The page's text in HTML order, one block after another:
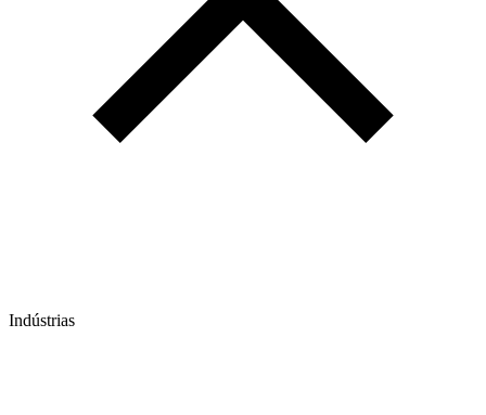
Indústrias